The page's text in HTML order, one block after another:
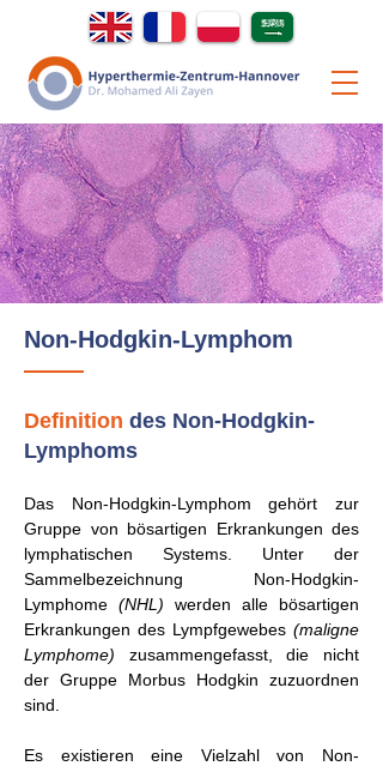
Non-Hodgkin-Lymphom
Definition des Non-Hodgkin-
Lymphoms
Das Non-Hodgkin-Lymphom gehört zur
Gruppe von bösartigen Erkrankungen des
lymphatischen Systems. Unter der
Sammelbezeichnung Non-Hodgkin-
Lymphome (NHL) werden alle bösartigen
Erkrankungen des Lympfgewebes (maligne
Lymphome) zusammengefasst, die nicht
der Gruppe Morbus Hodgkin zuzuordnen
sind.
Es existieren eine Vielzahl von Non-